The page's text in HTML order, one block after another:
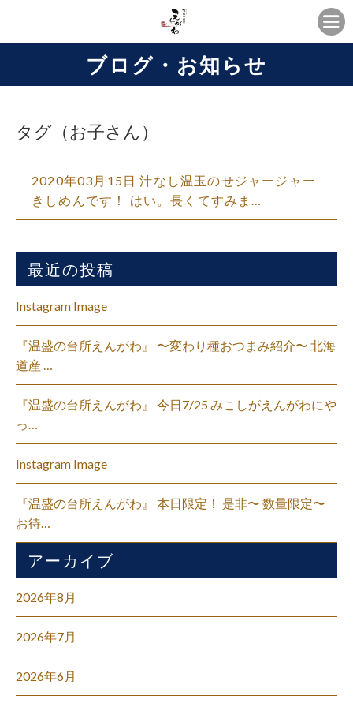
ブログ・お知らせ
タグ（お子さん）
2020年03月15日 汁なし温玉のせジャージャー
きしめんです！ はい。長くてすみま…
最近の投稿
Instagram Image
『温盛の台所えんがわ』 〜変わり種おつまみ紹介〜 北海
道産 …
『温盛の台所えんがわ』 今日7/25 みこしがえんがわにや
っ…
Instagram Image
『温盛の台所えんがわ』 本日限定！ 是非〜 数量限定〜
お待…
アーカイブ
2026年8月
2026年7月
2026年6月